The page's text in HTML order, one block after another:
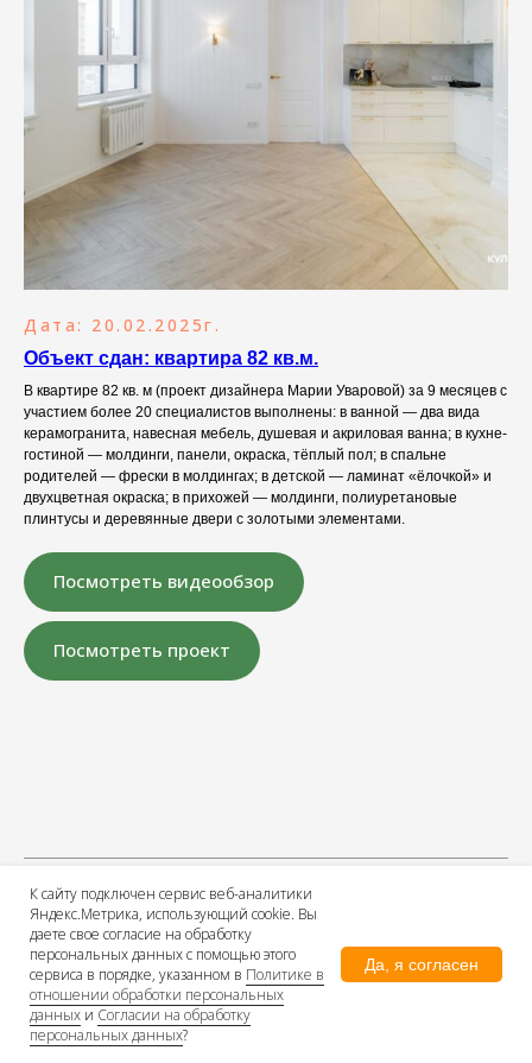
Дата: 20.02.2025г.
Объект сдан: квартира 82 кв.м.
В квартире 82 кв. м (проект дизайнера Марии Уваровой) за 9 месяцев с
участием более 20 специалистов выполнены: в ванной — два вида
керамогранита, навесная мебель, душевая и акриловая ванна; в кухне-
гостиной — молдинги, панели, окраска, тёплый пол; в спальне
родителей — фрески в молдингах; в детской — ламинат «ёлочкой» и
двухцветная окраска; в прихожей — молдинги, полиуретановые
плинтусы и деревянные двери с золотыми элементами.
Посмотреть видеообзор
Посмотреть проект
К сайту подключен сервис веб-аналитики
Яндекс.Метрика, использующий cookie. Вы
даете свое согласие на обработку
персональных данных с помощью этого
сервиса в порядке, указанном в Политике в
отношении обработки персональных
данных и Согласии на обработку
персональных данных?
Да, я согласен